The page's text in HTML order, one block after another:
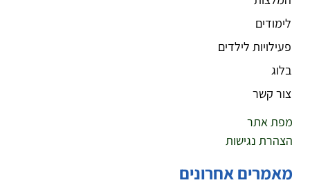
לימודים
פעילויות לילדים
בלוג
צור קשר
מפת אתר
הצהרת נגישות
מאמרים אחרונים